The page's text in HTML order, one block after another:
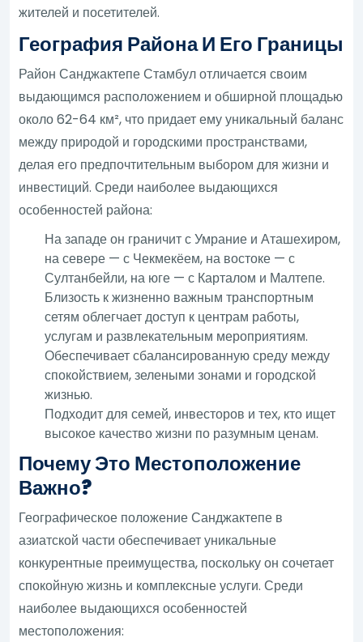
жителей и посетителей.
География Района И Его Границы
Район Санджактепе Стамбул отличается своим
выдающимся расположением и обширной площадью
около 62-64 км², что придает ему уникальный баланс
между природой и городскими пространствами,
делая его предпочтительным выбором для жизни и
инвестиций. Среди наиболее выдающихся
особенностей района:
На западе он граничит с Умрание и Аташехиром,
на севере — с Чекмекёем, на востоке — с
Султанбейли, на юге — с Карталом и Малтепе.
Близость к жизненно важным транспортным
сетям облегчает доступ к центрам работы,
услугам и развлекательным мероприятиям.
Обеспечивает сбалансированную среду между
спокойствием, зелеными зонами и городской
жизнью.
Подходит для семей, инвесторов и тех, кто ищет
высокое качество жизни по разумным ценам.
Почему Это Местоположение
Важно?
Географическое положение Санджактепе в
азиатской части обеспечивает уникальные
конкурентные преимущества, поскольку он сочетает
спокойную жизнь и комплексные услуги. Среди
наиболее выдающихся особенностей
местоположения: